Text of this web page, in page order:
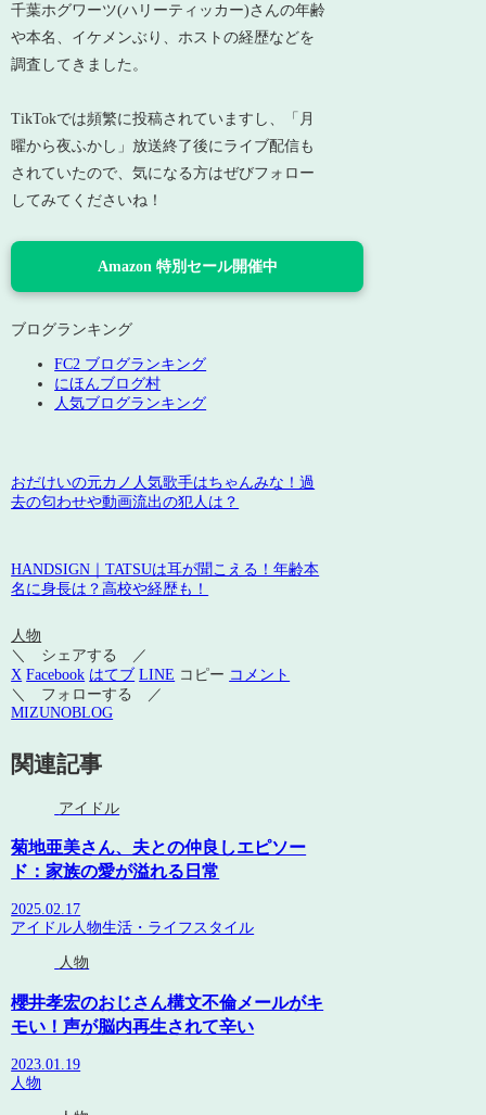
千葉ホグワーツ(ハリーティッカー)さんの年齢
や本名、イケメンぶり、ホストの経歴などを
調査してきました。
TikTokでは頻繁に投稿されていますし、「月
曜から夜ふかし」放送終了後にライブ配信も
されていたので、気になる方はぜびフォロー
してみてくださいね！
Amazon 特別セール開催中
ブログランキング
FC2 ブログランキング
にほんブログ村
人気ブログランキング
おだけいの元カノ人気歌手はちゃんみな！過
去の匂わせや動画流出の犯人は？
HANDSIGN｜TATSUは耳が聞こえる！年齢本
名に身長は？高校や経歴も！
人物
＼ シェアする ／
X Facebook はてブ LINE コピー コメント
＼ フォローする ／
MIZUNOBLOG
関連記事
アイドル
菊地亜美さん、夫との仲良しエピソー
ド：家族の愛が溢れる日常
2025.02.17
アイドル人物生活・ライフスタイル
人物
櫻井孝宏のおじさん構文不倫メールがキ
モい！声が脳内再生されて辛い
2023.01.19
人物